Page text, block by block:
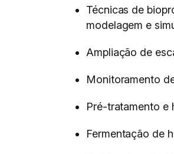
Técnicas de
modelagem e
Ampliação de
Monitoramento
Pré-tratamento e
Fermentação de